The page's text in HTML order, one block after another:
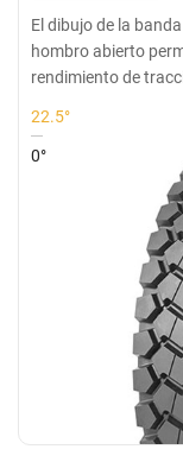
resistente al
Adecuado para
El dibujo de la
hombro abierto
rendimiento de
22.5°
0°